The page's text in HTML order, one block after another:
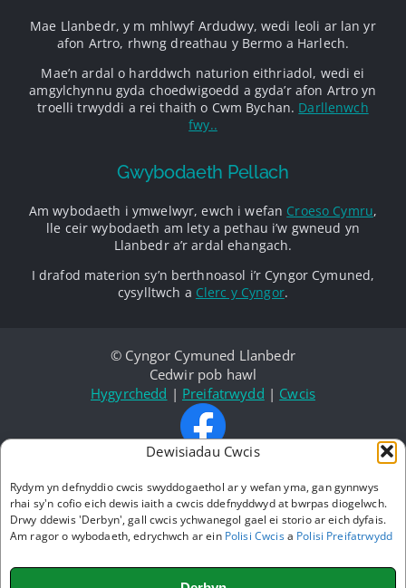
Dewisiadau Cwcis
Rydym yn defnyddio cwcis swyddogaethol ar y wefan yma, gan gynnwys
rhai sy'n cofio eich dewis iaith a cwcis ddefnyddwyd at bwrpas diogelwch.
Drwy ddewis 'Derbyn', gall cwcis ychwanegol gael ei storio ar eich dyfais.
Am ragor o wybodaeth, edrychwch ar ein Polisi Cwcisa Polisi Preifatrwydd
Mae Llanbedr, y m mhlwyf Ardudwy, wedi leoli ar lan yr
afon Artro, rhwng dreathau y Bermo a Harlech.
Mae’n ardal o harddwch naturion eithriadol, wedi ei
amgylchynnu gyda choedwigoedd a gyda’r afon Artro yn
troelli trwyddi a rei thaith o Cwm Bychan. Darllenwch
fwy..
Gwybodaeth Pellach
Am wybodaeth i ymwelwyr, ewch i wefan Croeso Cymru,
lle ceir wybodaeth am lety a pethau i’w gwneud yn
Llanbedr a’r ardal ehangach.
I drafod materion sy’n berthnoasol i’r Cyngor Cymuned,
cysylltwch a Clerc y Cyngor.
© Cyngor Cymuned Llanbedr
Cedwir pob hawl
Hygyrchedd | Preifatrwydd | Cwcis
Dilynwch ni ar Facebook
a’i chynnal gan
Cymru1.net
Credyd Lluniau:
Prif lyniau: © Dave Newbould,Origins Photography